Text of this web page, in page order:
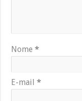
Nome*
E-mail*